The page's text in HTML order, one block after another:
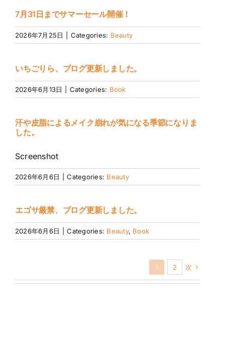
7月31日までサマーセール開催！
2026年7月25日 Categories: Beauty
いちごりら、ブログ更新しました。
2026年6月13日 Categories: Book
汗や皮脂によるメイク崩れが気になる季節になりま
した。
Screenshot
2026年6月6日 Categories: Beauty
エゴサ厳禁、ブログ更新しました。
2026年6月6日 Categories: Beauty, Book
1 2 次